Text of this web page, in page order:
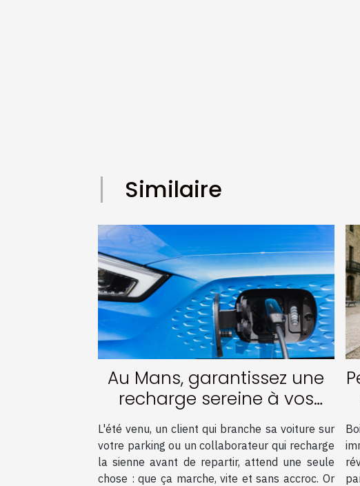
Similaire
Au Mans, garantissez une
recharge sereine à vos
clients et collaborateurs
sur vos bornes malgré les
pics de chaleur !
L'été venu, un client qui branche sa voiture sur
votre parking ou un collaborateur qui recharge
la sienne avant de repartir, attend une seule
chose : que ça marche, vite et sans accroc. Or